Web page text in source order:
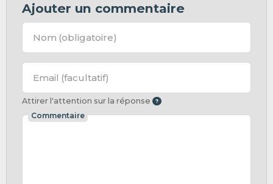
Ajouter un commentaire
Nom (obligatoire)
Email (facultatif)
Attirer l'attention sur la réponse
Commentaire